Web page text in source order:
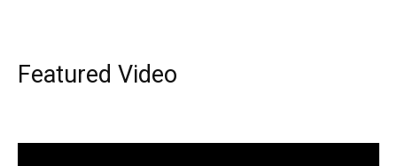
Featured Video